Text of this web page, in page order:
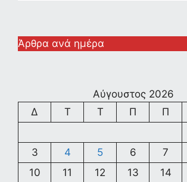
Άρθρα ανά ημέρα
Αύγουστος 2026
Δ
Τ Τ Π Π
3
4 5 6 7
10
11 12 13 14